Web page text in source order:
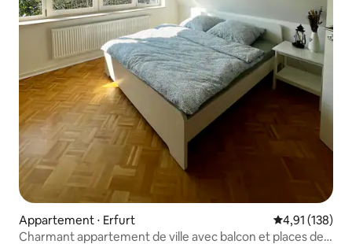
Appartement ⋅ Erfurt Évaluation
4,91 (138)
Charmant appartement de ville avec balcon et places de